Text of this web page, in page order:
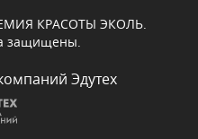
КРАСОТЫ ЭКОЛЬ.
защищены.
Эдутех